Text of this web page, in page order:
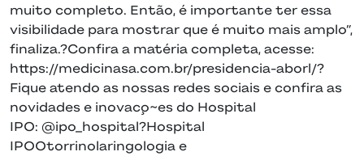
muito completo. Então, é importante ter essa
visibilidade para mostrar que é muito mais amplo”,
finaliza.?Confira a matéria completa, acesse:
https://medicinasa.com.br/presidencia-aborl/?
Fique atendo as nossas redes sociais e confira as
novidades e inovac¸o~es do Hospital
IPO: @ipo_hospital?Hospital
IPOOtorrinolaringologia e